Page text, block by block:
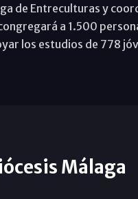
de Entreculturas y
a 1.500
los estudios de 778
Málaga